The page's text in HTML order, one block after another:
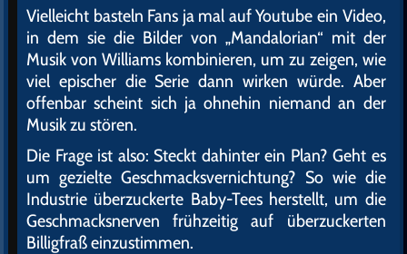
Vielleicht basteln Fans ja mal auf Youtube ein Video,
in dem sie die Bilder von „Mandalorian“ mit der
Musik von Williams kombinieren, um zu zeigen, wie
viel epischer die Serie dann wirken würde. Aber
offenbar scheint sich ja ohnehin niemand an der
Musik zu stören.
Die Frage ist also: Steckt dahinter ein Plan? Geht es
um gezielte Geschmacksvernichtung? So wie die
Industrie überzuckerte Baby-Tees herstellt, um die
Geschmacksnerven frühzeitig auf überzuckerten
Billigfraß einzustimmen.